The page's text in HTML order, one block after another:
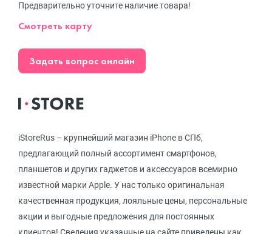
iStoreRus – крупнейший магазин iPhone в СПб,
предлагающий полный ассортимент смартфонов,
планшетов и других гаджетов и аксессуаров всемирно
известной марки Apple. У нас только оригинальная
качественная продукция, лояльные цены, персональные
акции и выгодные предложения для постоянных
Предварительно уточните наличие товара!
Смотреть карту
Задать вопрос онлайн